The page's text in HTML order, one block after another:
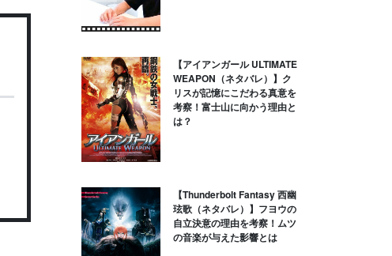
【アイアンガール ULTIMATE
WEAPON（ネタバレ）】ク
リスが記憶にこだわる真意を
考察！富士山に向かう理由と
は？
【Thunderbolt Fantasy 西幽
玹歌（ネタバレ）】フヨウの
自立決意の理由を考察！ムツ
の音楽が与えた影響とは